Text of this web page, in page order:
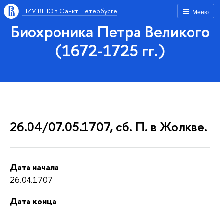
Меню
НИУ ВШЭ в Санкт-Петербурге
Биохроника Петра Великого
(1672-1725 гг.)
26.04/07.05.1707, сб. П. в Жолкве.
Дата начала
26.04.1707
Дата конца